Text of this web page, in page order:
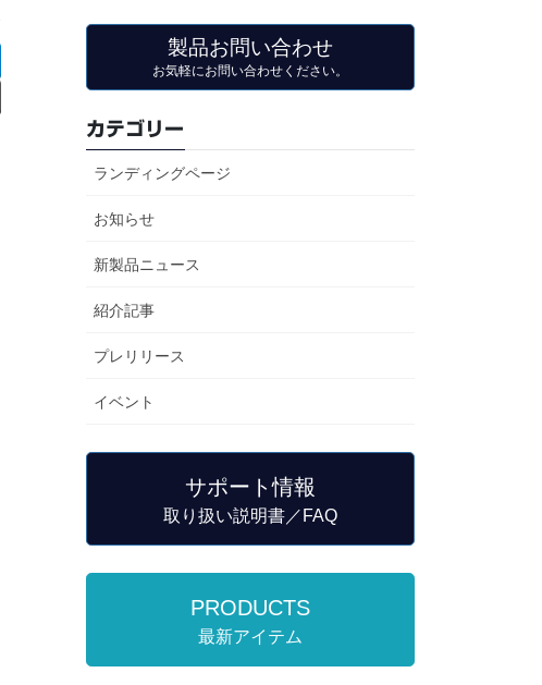
製品お問い合わせ
お気軽にお問い合わせください。
カテゴリー
ランディングページ
お知らせ
新製品ニュース
紹介記事
プレリリース
イベント
サポート情報
取り扱い説明書／FAQ
PRODUCTS
最新アイテム